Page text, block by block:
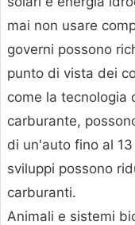
mai non usare
governi possono
punto di vista dei
come la tecnologia
carburante,
di un'auto fino al
sviluppi possono
carburanti.
Animali e sistemi